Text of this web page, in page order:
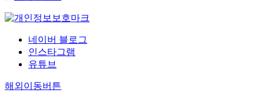
네이버 블로그
인스타그램
유튜브
해외이동버튼